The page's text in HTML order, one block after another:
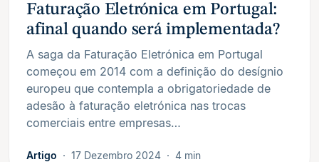
Faturação Eletrónica em Portugal:
afinal quando será implementada?
A saga da Faturação Eletrónica em Portugal
começou em 2014 com a definição do desígnio
europeu que contempla a obrigatoriedade de
adesão à faturação eletrónica nas trocas
comerciais entre empresas…
Artigo 17 Dezembro 2024 4 min